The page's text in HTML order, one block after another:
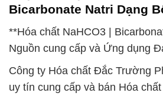
Bicarbonate Natri Dạng
**Hóa chất NaHCO3 |
Nguồn cung cấp và Ứng dụng
Công ty Hóa chất Đắc Trường
uy tín cung cấp và bán Hóa chất